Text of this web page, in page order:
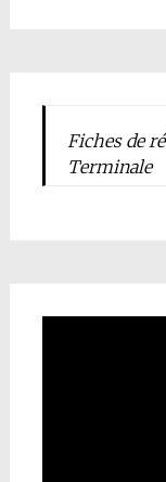
Fiches de
Terminale